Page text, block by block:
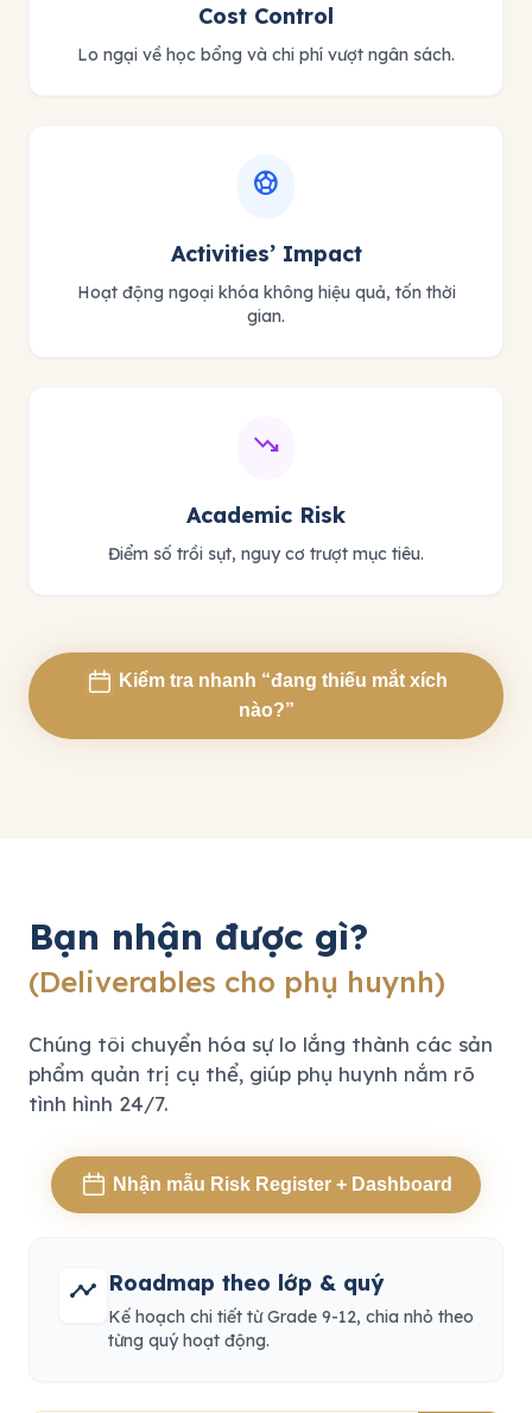
Cost Control
Lo ngại về học bổng và chi phí vượt ngân sách.
sports_soccer
Activities’ Impact
Hoạt động ngoại khóa không hiệu quả, tốn thời
gian.
trending_down
Academic Risk
Điểm số trồi sụt, nguy cơ trượt mục tiêu.
nào?”
Bạn nhận được gì?
(Deliverables cho phụ huynh)
Chúng tôi chuyển hóa sự lo lắng thành các sản
phẩm quản trị cụ thể, giúp phụ huynh nắm rõ
tình hình 24/7.
Nhận mẫu Risk Register + Dashboard
timeline Roadmap theo lớp & quý
Kế hoạch chi tiết từ Grade 9-12, chia nhỏ theo
từng quý hoạt động.